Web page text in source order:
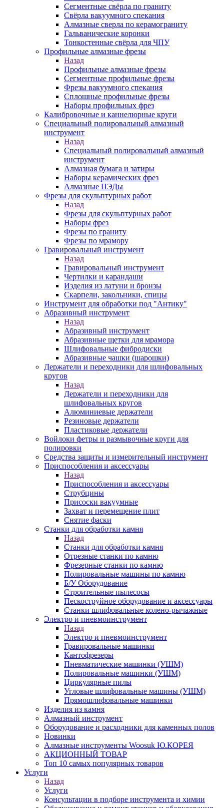
Сегментные свёрла по граниту
Свёрла вакуумного спекания
Алмазные сверла по керамограниту
Гальванические коронки
Тонкостенные свёрла для ЧПУ
Профильные алмазные фрезы
Назад
Профильные алмазные фрезы
Сегментные профильные фрезы
Фрезы вакуумного спекания
Сплошные профильные фрезы
Наборы профильных фрез
Калибровочные и каннелюрные круги
Специальный полировальный алмазный
инструмент
Назад
Специальный полировальный алмазный
инструмент
Алмазная бумага и затиры
Наборы керамических фрез
Алмазные ПЭДы
Фрезы для скульптурных работ
Назад
Фрезы для скульптурных работ
Наборы фрез
Фрезы по граниту
Фрезы по мрамору
Гравировальный инструмент
Назад
Гравировальный инструмент
Чертилки и карандаши
Изделия из латуни и бронзы
Скарпели, закольники, спицы
Инструмент для обработки под "Антику"
Абразивный инструмент
Назад
Абразивный инструмент
Абразивные щетки для мрамора
Шлифовальные фибродиски
Абразивные чашки (шарошки)
Держатели и переходники для шлифовальных
кругов
Назад
Держатели и переходники для
шлифовальных кругов
Алюминиевые держатели
Резиновые держатели
Пластиковые держатели
Войлоки фетры и размывочные круги для
полировки
Средства защиты и измерительный инструмент
Приспособления и аксессуары
Назад
Приспособления и аксессуары
Струбцины
Присоски вакуумные
Захват и перемещение плит
Снятие фаски
Станки для обработки камня
Назад
Станки для обработки камня
Отрезные станки по камню
Фрезерные станки по камню
Полировальные машины по камню
Б/У Оборудование
Строительные пылесосы
Пескоструйное оборудование и аксессуары
Станки шлифовальные колено-рычажные
Электро и пневмоинструмент
Назад
Электро и пневмоинструмент
Гравировальные машинки
Кантофрезеры
Пневматические машинки (УШМ)
Полировальные машинки (УШМ)
Циркулярные пилы
Угловые шлифовальные машины (УШМ)
Прямошлифовальные машинки
Изделия из камня
Алмазный инструмент
Оборудование и расходники для каменных полов
Новинки
Алмазные инструменты Woosuk Ю.КОРЕЯ
АКЦИОННЫЙ ТОВАР
Топ 10 самых популярных товаров
Услуги
Назад
Услуги
Консультации в подборе инструмента и химии